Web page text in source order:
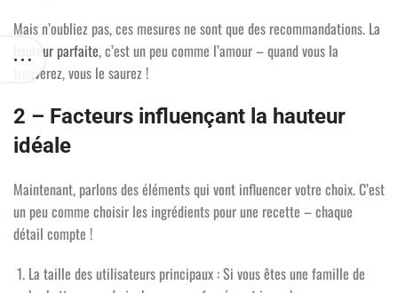
Mais n’oubliez pas, ces mesures ne sont que des recommandations. La
hauteur parfaite, c’est un peu comme l’amour – quand vous la
trouverez, vous le saurez !
2 – Facteurs influençant la hauteur
idéale
Maintenant, parlons des éléments qui vont influencer votre choix. C’est
un peu comme choisir les ingrédients pour une recette – chaque
détail compte !
La taille des utilisateurs principaux : Si vous êtes une famille de